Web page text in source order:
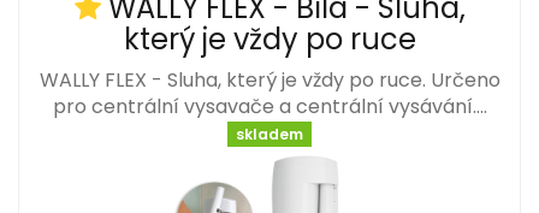
WALLY FLEX - Bílá - Sluha,
který je vždy po ruce
WALLY FLEX - Sluha, který je vždy po ruce. Určeno
pro centrální vysavače a centrální vysávání.…
skladem